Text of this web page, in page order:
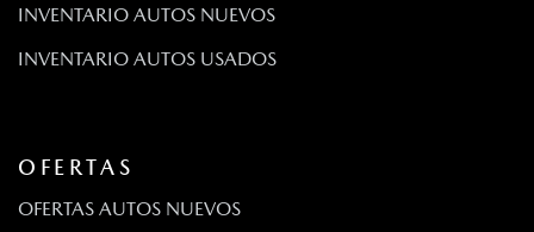
INVENTARIO AUTOS NUEVOS
INVENTARIO AUTOS USADOS
OFERTAS
OFERTAS AUTOS NUEVOS